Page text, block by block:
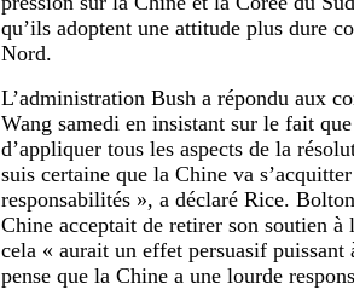
qu’ils adoptent une attitude plus dure
Nord.
L’administration Bush a répondu aux
Wang samedi en insistant sur le fait
d’appliquer tous les aspects de la
suis certaine que la Chine va s’acquitter
responsabilités », a déclaré Rice.
Chine acceptait de retirer son soutien à
cela « aurait un effet persuasif
pense que la Chine a une lourde